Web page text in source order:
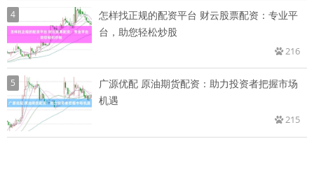
4
怎样找正规的配资平台 财云股票配资：专业平
台，助您轻松炒股
216
5
广源优配 原油期货配资：助力投资者把握市场
机遇
215